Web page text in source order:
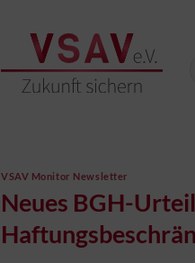
VSAV Monitor Newsletter
Neues BGH-